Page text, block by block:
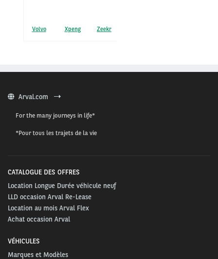
Volvo Xpeng Zeekr
Arval.com
For the many journeys in life*
*Pour tous les trajets de la vie
CATALOGUE DES OFFRES
Location Longue Durée véhicule neuf
LLD occasion Arval Re-Lease
Location au mois Arval Flex
Achat occasion Arval
VÉHICULES
Marques et Modèles